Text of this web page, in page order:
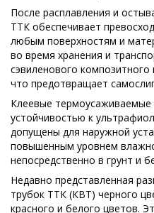
После расплавления и
ТТК обеспечивает
любым поверхностям и
во время хранения и
сэвиленового
что предотвращает
Клеевые
устойчивостью к
допущены для наружной
повышенным уровнем
непосредственно в грунт и
Недавно представленная
трубок ТТК (КВТ) черного
красного и белого цветов.